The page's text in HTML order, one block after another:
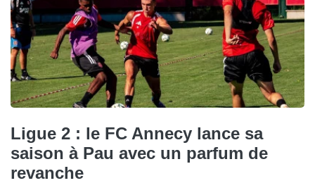
Ligue 2 : le FC Annecy lance sa
saison à Pau avec un parfum de
revanche